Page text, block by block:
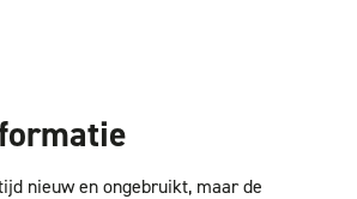
nieuw en ongebruikt, maar de